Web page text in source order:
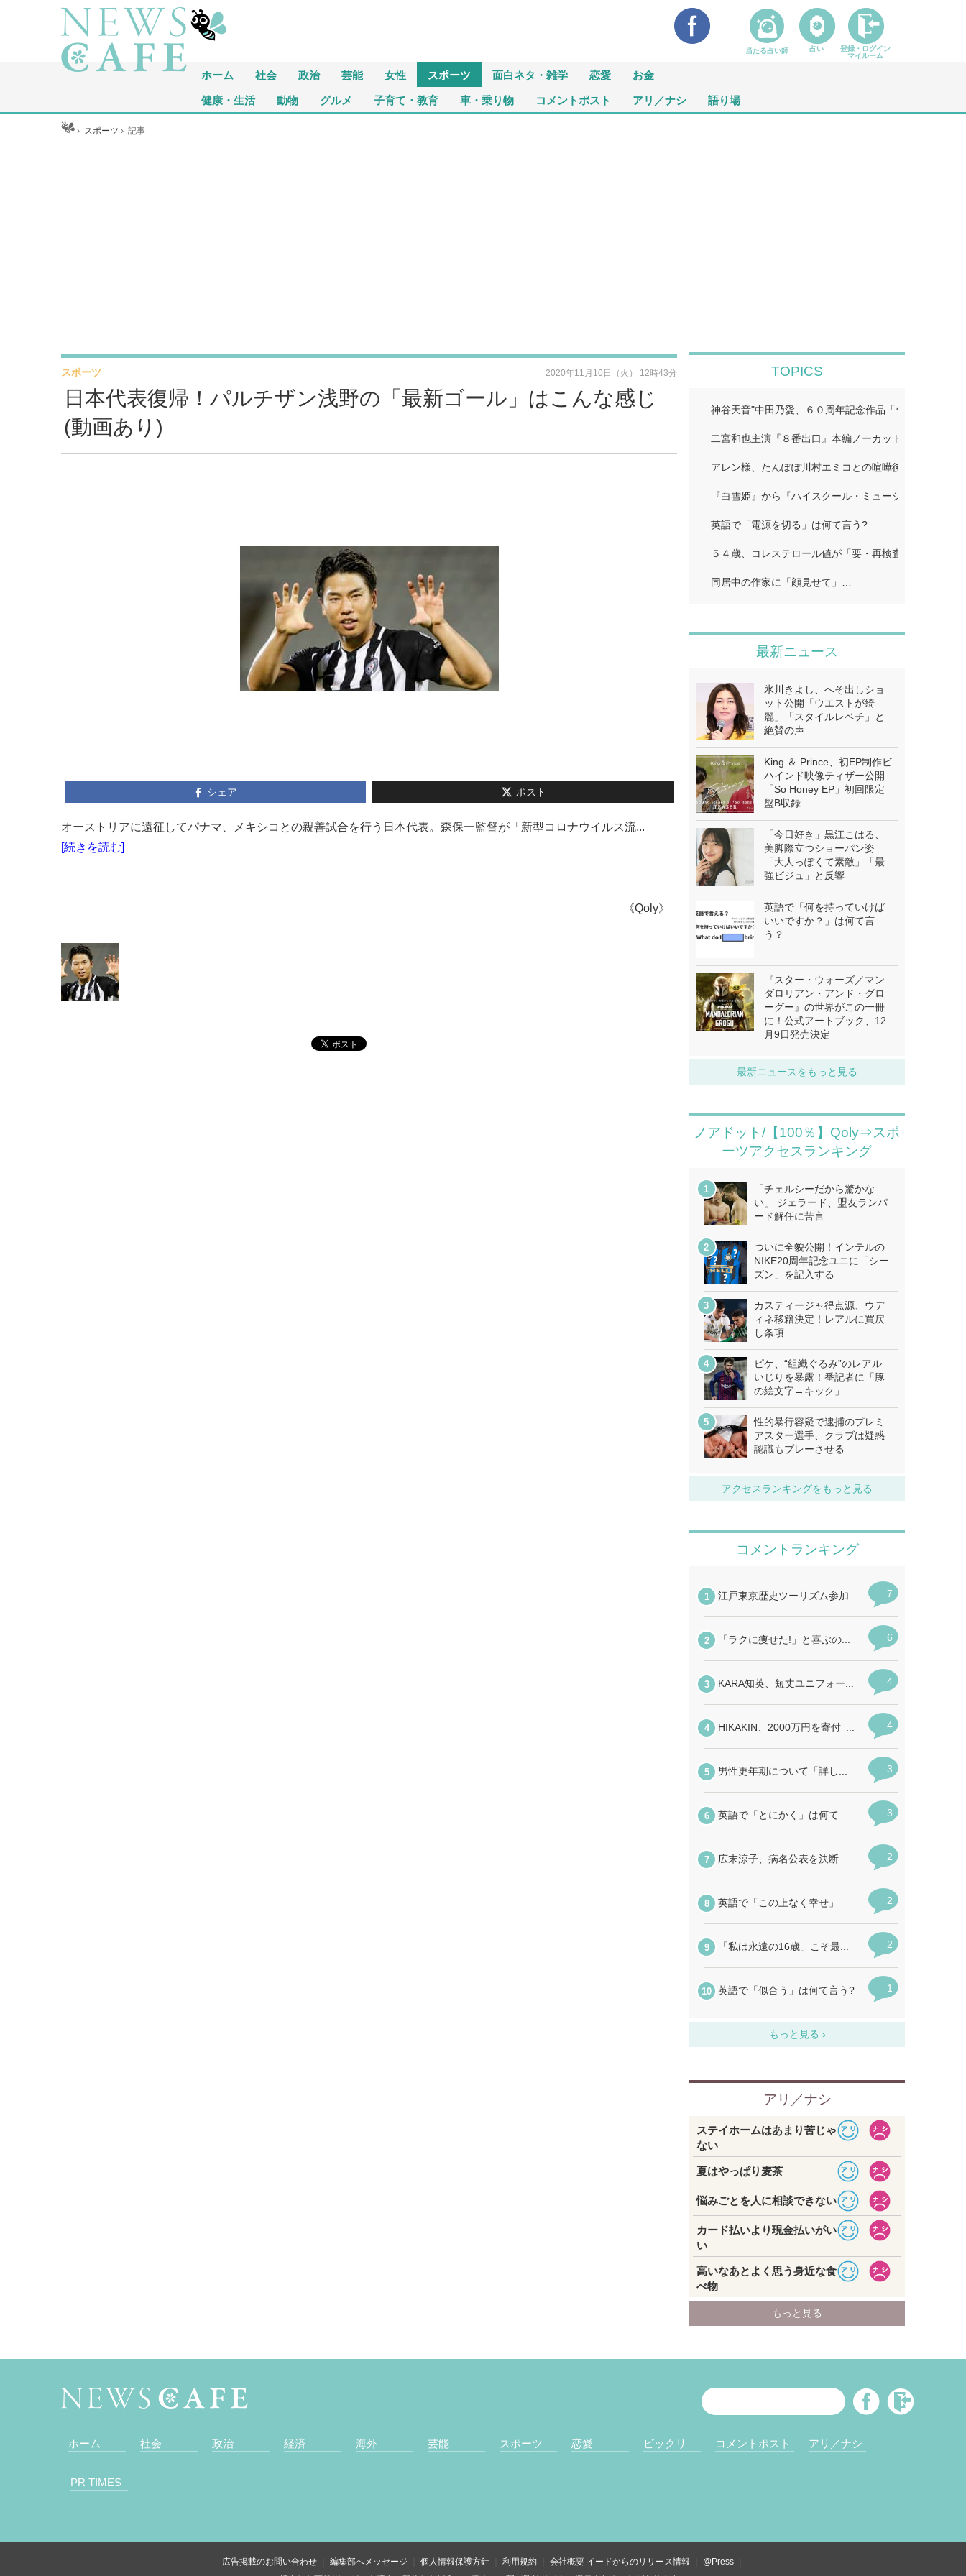
ホーム 社会 政治 芸能 女性 スポーツ 面白ネタ・雑学 恋愛 お金
健康・生活 動物 グルメ 子育て・教育 車・乗り物 コメントポスト アリ／ナシ 語り場
ホーム › スポーツ ›記事
日本代表復帰！パルチザン浅野の「最新ゴール」はこんな感じ
(動画あり)
スポーツ 2020年11月10日（火） 12時43分
シェア ポスト
オーストリアに遠征してパナマ、メキシコとの親善試合を行う日本代表。森保一監督が「新型コロナウイルス流...
[続きを読む]
《Qoly》
TOPICS
神谷天音"中田乃愛、６０周年記念作品「ウルトラマン
二宮和也主演『８番出口』本編ノーカット地上波初放
アレン様、たんぽぽ川村エミコとの喧嘩後に「初めて
『白雪姫』から『ハイスクール・ミュージカル/ザ・ム
英語で「電源を切る」は何て言う?…
５４歳、コレステロール値が「要・再検査」…
同居中の作家に「顔見せて」…
最新ニュース
氷川きよし、へそ出しショ
ット公開「ウエストが綺
麗」「スタイルレベチ」と
絶賛の声
King ＆ Prince、初EP制作ビ
ハインド映像ティザー公開
「So Honey EP」初回限定
盤B収録
「今日好き」黒江こはる、
美脚際立つショーパン姿
「大人っぽくて素敵」「最
強ビジュ」と反響
英語で「何を持っていけば
いいですか？」は何て言
う？
『スター・ウォーズ／マン
ダロリアン・アンド・グロ
ーグー』の世界がこの一冊
に！公式アートブック、12
月9日発売決定
最新ニュースをもっと見る
ノアドット/【100％】Qoly⇒スポ
ーツアクセスランキング
「チェルシーだから驚かな
い」 ジェラード、盟友ランパ
ード解任に苦言
ついに全貌公開！インテルの
NIKE20周年記念ユニに「シー
ズン」を記入する
カスティージャ得点源、ウデ
ィネ移籍決定！レアルに買戻
し条項
ピケ、“組織ぐるみ”のレアル
いじりを暴露！番記者に「豚
の絵文字→キック」
性的暴行容疑で逮捕のプレミ
アスター選手、クラブは疑惑
認識もプレーさせる
アクセスランキングをもっと見る
ホーム 社会 政治 経済 海外 芸能 スポーツ 恋愛 ビックリ コメントポスト アリ／ナシ
PR TIMES
広告掲載のお問い合わせ 編集部へメッセージ 個人情報保護方針 利用規約 会社概要 イードからのリリース情報
@Press
当たる占い師 占い
登録・ログイン
マイルーム